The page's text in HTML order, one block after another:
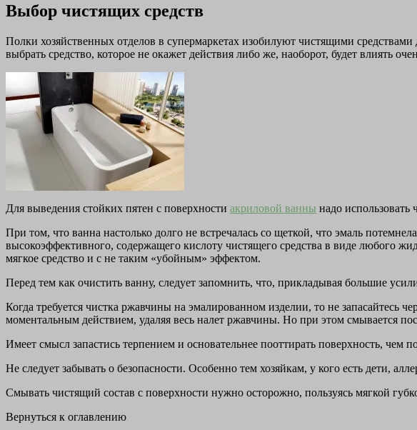
Выбор чистящих средств
Полки хозяйственных отделов в супермаркетах изобилуют чистящими
выбрать средство, которое не окажет действия либо же, наоборот, будет влиять
Для выведения стойких пятен с поверхности акриловой ванны надо
При том, что ванна настолько долго не встречалась со щеткой, что эмаль
высокоэффективного, содержащего кислоту чистящего средства в виде любого
мягкое средство и с не таким «убойным» эффектом.
Перед тем как очистить ванну, следует запомнить, что, прикладывая большие
Когда требуется чистка ржавчины на эмалированном изделии, то не запасайтесь
моментальным действием, удаляя весь налет ржавчины. Но при этом смывается
Имеет смысл запастись терпением и основательнее пооттирать поверхность, чем
Не следует забывать о безопасности. Особенно тем хозяйкам, у кого есть дети,
Смывать чистящий состав с поверхности нужно осторожно, пользуясь мягкой
Вернуться к оглавлению